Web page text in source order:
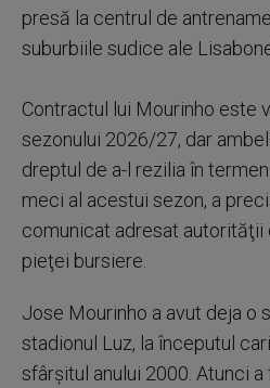
presă la centrul de
suburbiile sudice ale
Contractul lui Mourinho este
sezonului 2026/27, dar
dreptul de a-l rezilia în
meci al acestui sezon, a
comunicat adresat autorităţii
pieţei bursiere.
Jose Mourinho a avut deja o
stadionul Luz, la începutul
sfârşitul anului 2000. Atunci